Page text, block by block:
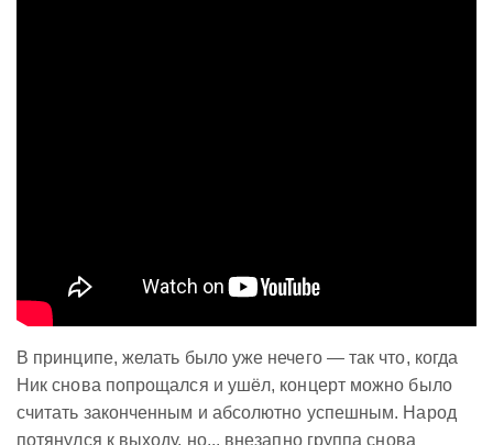
В принципе, желать было уже нечего — так что, когда
Ник снова попрощался и ушёл, концерт можно было
считать законченным и абсолютно успешным. Народ
потянулся к выходу, но... внезапно группа снова